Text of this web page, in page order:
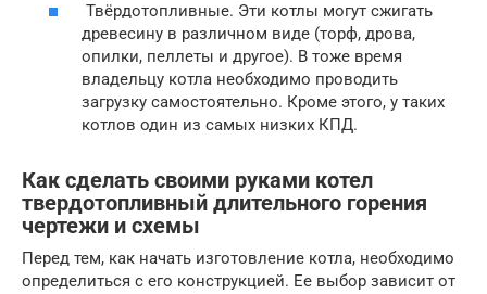
Твёрдотопливные. Эти котлы могут сжигать
древесину в различном виде (торф, дрова,
опилки, пеллеты и другое). В тоже время
владельцу котла необходимо проводить
загрузку самостоятельно. Кроме этого, у таких
котлов один из самых низких КПД.
Как сделать своими руками котел
твердотопливный длительного горения
чертежи и схемы
Перед тем, как начать изготовление котла, необходимо
определиться с его конструкцией. Ее выбор зависит от